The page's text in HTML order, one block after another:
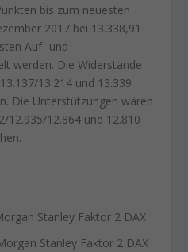
bis zum neuesten
2017 bei 13.338,91
Auf- und
werden. Die Widerstände
13.214 und 13.339
Die Unterstützungen wären
12.935/12.864 und 12.810
Stanley Faktor 2 DAX
Stanley Faktor 2 DAX